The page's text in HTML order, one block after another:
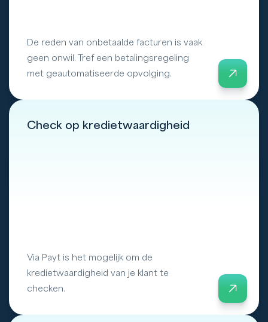
De reden van onbetaalde facturen is vaak
geen onwil. Tref een betalingsregeling
met geautomatiseerde opvolging.
Check op kredietwaardigheid
Via Payt is het mogelijk om de
kredietwaardigheid van je klant te
checken.